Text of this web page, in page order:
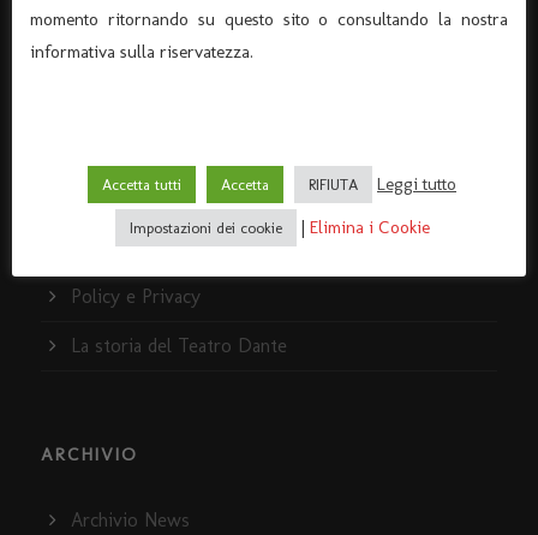
Codice univoco per fatturazione elettronica KRRH6B9
info@ilteatrodante.it
Dove siamo
I servizi
Policy e Privacy
La storia del Teatro Dante
ARCHIVIO
Archivio News
momento ritornando su questo sito o consultando la nostra
informativa sulla riservatezza.
Accetta tutti Accetta RIFIUTA Leggi tutto
Impostazioni dei cookie | Elimina i Cookie